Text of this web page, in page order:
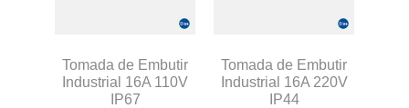
Tomada de Embutir
Industrial 16A 110V
IP67
Tomada de Embutir
Industrial 16A 220V
IP44